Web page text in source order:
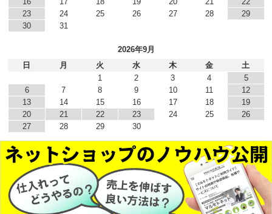
23
24 25 26 27 28
29
30
31
2026年9月
日
月 火 水 木 金
土
1
2 3 4
5
6
7 8 9 10 11
12
13
14 15 16 17 18
19
20
21 22 23 24 25
26
27
28 29 30